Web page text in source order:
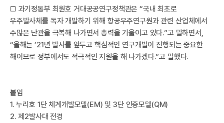
공
□ 과기정통부 최원호 거대공공연구정책관은 “국내 최초로
우주발사체를 독자 개발하기 위해 항공우주연구원과 관련 산업체에서
수많은 난관을 극복해 나가면서 총력을 기울이고 있다.”고 말하면서,
“올해는 ’21년 발사를 앞두고 핵심적인 연구개발이 진행되는 중요한
해이므로 정부에서도 적극적인 지원을 해 나가겠다.”고 말했다.
붙임
1. 누리호 1단 체계개발모델(EM) 및 3단 인증모델(QM)
2. 제2발사대 전경